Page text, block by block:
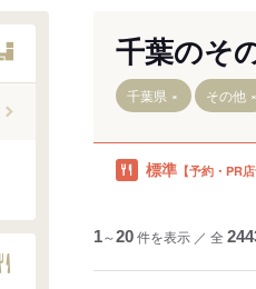
千葉市
柏・松戸
成田・佐倉・佐原
千葉のそ
千葉県 その他
標準 【予約・PR
1～20件を表示 ／ 全